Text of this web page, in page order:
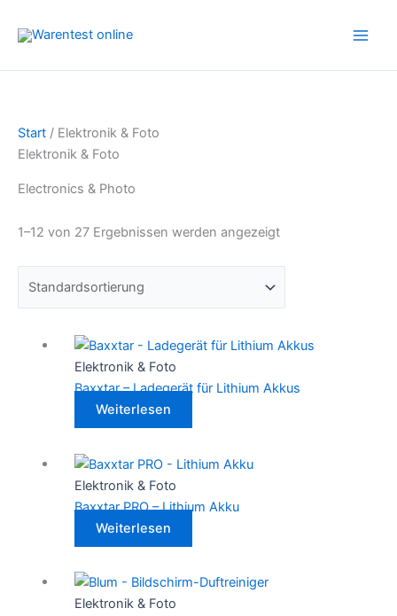
Inhalt
Start / Elektronik & Foto
Elektronik & Foto
Electronics & Photo
1–12 von 27 Ergebnissen werden angezeigt
Elektronik & Foto
Baxxtar – Ladegerät für Lithium Akkus
Weiterlesen
Elektronik & Foto
Baxxtar PRO – Lithium Akku
Weiterlesen
Elektronik & Foto